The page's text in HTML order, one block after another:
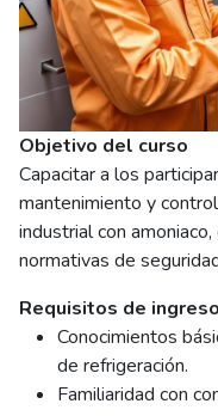
Objetivo del curso
Capacitar a los
mantenimiento y
industrial con
normativas de
Requisitos de ingreso
Conocimientos
de refrigeración.
Familiaridad con